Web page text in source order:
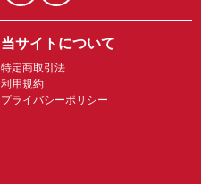
当サイトについて
特定商取引法
利用規約
プライバシーポリシー